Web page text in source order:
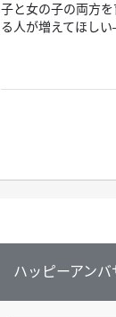
子と女の子の両方
る人が増えてほし
ハッピーアンバ